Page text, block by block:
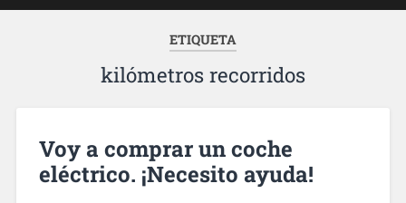
ETIQUETA
kilómetros recorridos
Voy a comprar un coche
eléctrico. ¡Necesito ayuda!